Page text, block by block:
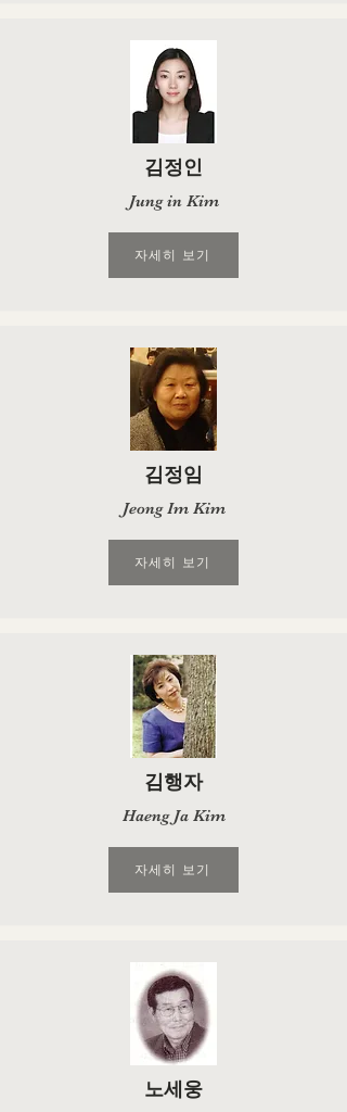
김정인
Jung in Kim
자세히 보기
김정임
Jeong Im Kim
자세히 보기
김행자
Haeng Ja Kim
자세히 보기
노세웅